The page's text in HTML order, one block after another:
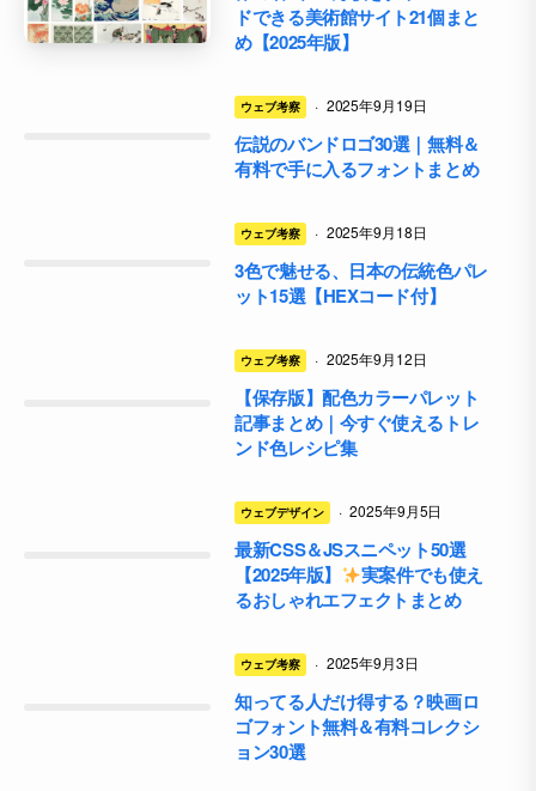
ドできる美術館サイト21個まと
め【2025年版】
ウェブ考察 · 2025年9月19日
伝説のバンドロゴ30選｜無料＆
有料で手に入るフォントまとめ
ウェブ考察 · 2025年9月18日
3色で魅せる、日本の伝統色パレ
ット15選【HEXコード付】
ウェブ考察 · 2025年9月12日
【保存版】配色カラーパレット
記事まとめ｜今すぐ使えるトレ
ンド色レシピ集
ウェブデザイン · 2025年9月5日
最新CSS＆JSスニペット50選
【2025年版】
実案件でも使え
るおしゃれエフェクトまとめ
ウェブ考察 · 2025年9月3日
知ってる人だけ得する？映画ロ
ゴフォント無料＆有料コレクシ
ョン30選